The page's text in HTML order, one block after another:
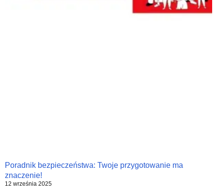
Poradnik bezpieczeństwa: Twoje przygotowanie ma
znaczenie!
12 września 2025